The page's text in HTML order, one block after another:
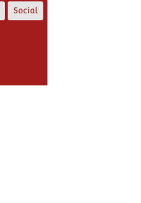
Social